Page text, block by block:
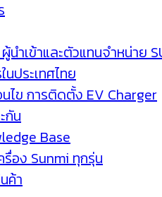
ผู้นำเข้าและตัวแทนจำหน่าย
นประเทศไทย
ไข การติดตั้ง EV Charger
กัน
Base
อง Sunmi ทุกรุ่น
ค้า